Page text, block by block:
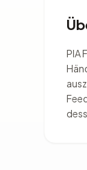
PIA